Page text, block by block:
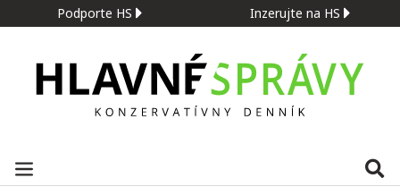
Podporte HS Inzerujte na HS